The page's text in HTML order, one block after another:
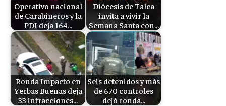
Operativo nacional
de Carabineros y la
PDI deja 164…
Diócesis de Talca
invita a vivir la
Semana Santa con…
Ronda Impacto en
Yerbas Buenas deja
33 infracciones…
Seis detenidos y más
de 670 controles
dejó ronda…